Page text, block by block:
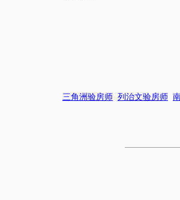
三角洲验房师 列治文验房师